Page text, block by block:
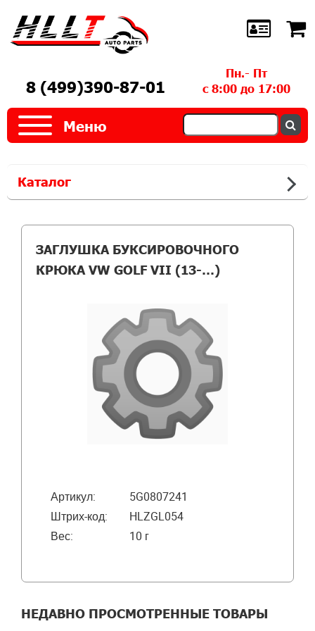
8 (499)390-87-01
Пн.- Пт
с 8:00 до 17:00
Меню
Каталог
ЗАГЛУШКА БУКСИРОВОЧНОГО
КРЮКА VW GOLF VII (13-…)
Артикул:
5G0807241
Штрих-код:
HLZGL054
Вес:
10 г
НЕДАВНО ПРОСМОТРЕННЫЕ ТОВАРЫ